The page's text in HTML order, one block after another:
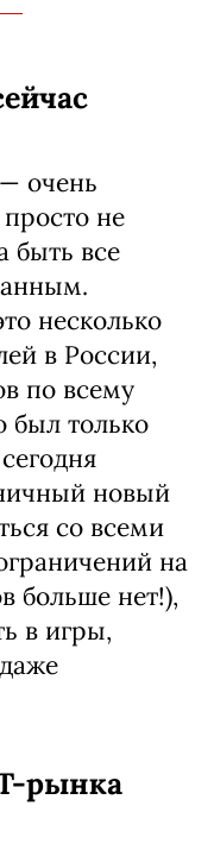
очень
не
быть все
несколько
в России,
по всему
был только
новый
со всеми
на
больше нет!),
в игры,
рынка